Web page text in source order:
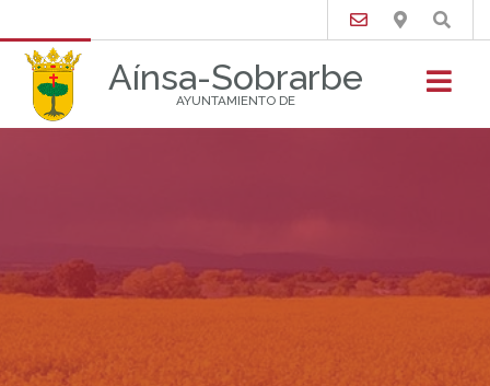
Aínsa-Sobrarbe
AYUNTAMIENTO DE
Buscar